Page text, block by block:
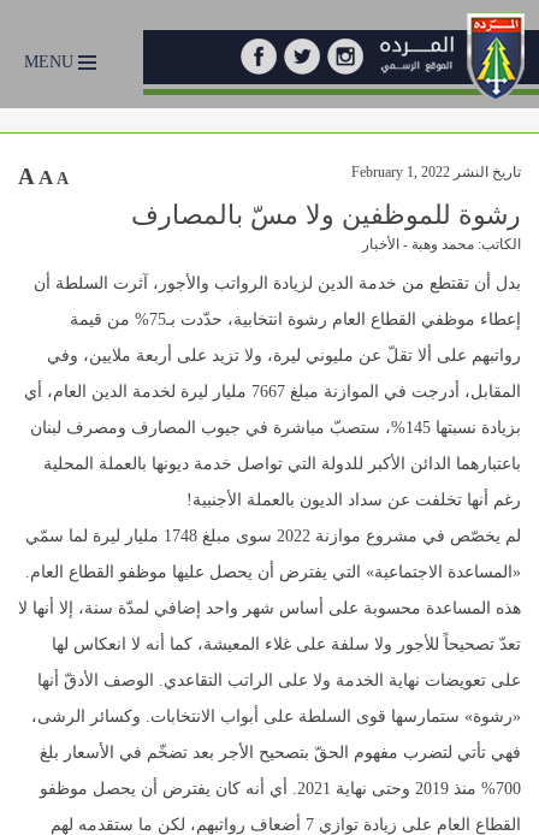
MENU
تاريخ النشر February 1, 2022 A A A
رشوة للموظفين ولا مسّ بالمصارف
الكاتب: محمد وهبة - الأخبار
بدل أن تقتطع من خدمة الدين لزيادة الرواتب والأجور، آثرت السلطة أن
إعطاء موظفي القطاع العام رشوة انتخابية، حدّدت بـ75% من قيمة
رواتبهم على ألا تقلّ عن مليوني ليرة، ولا تزيد على أربعة ملايين، وفي
المقابل، أدرجت في الموازنة مبلغ 7667 مليار ليرة لخدمة الدين العام، أي
بزيادة نسبتها 145%، ستصبّ مباشرة في جيوب المصارف ومصرف لبنان
باعتبارهما الدائن الأكبر للدولة التي تواصل خدمة ديونها بالعملة المحلية
رغم أنها تخلفت عن سداد الديون بالعملة الأجنبية!
لم يخصّص في مشروع موازنة 2022 سوى مبلغ 1748 مليار ليرة لما سمّي
«المساعدة الاجتماعية» التي يفترض أن يحصل عليها موظفو القطاع العام.
هذه المساعدة محسوبة على أساس شهر واحد إضافي لمدّة سنة، إلا أنها لا
تعدّ تصحيحاً للأجور ولا سلفة على غلاء المعيشة، كما أنه لا انعكاس لها
على تعويضات نهاية الخدمة ولا على الراتب التقاعدي. الوصف الأدقّ أنها
«رشوة» ستمارسها قوى السلطة على أبواب الانتخابات. وكسائر الرشى،
فهي تأتي لتضرب مفهوم الحقّ بتصحيح الأجر بعد تضخّم في الأسعار بلغ
700% منذ 2019 وحتى نهاية 2021. أي أنه كان يفترض أن يحصل موظفو
القطاع العام على زيادة توازي 7 أضعاف رواتبهم، لكن ما ستقدمه لهم